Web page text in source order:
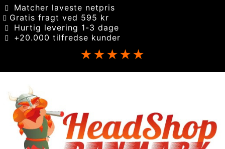
Matcher laveste netpris
Gratis fragt ved 595 kr
Hurtig levering 1-3 dage
+20.000 tilfredse kunder
★★★★★